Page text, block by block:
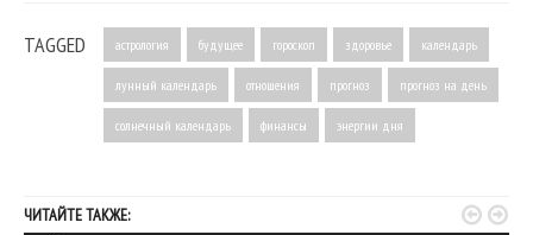
TAGGED астрология будущее гороскоп здоровье календарь
лунный календарь отношения прогноз прогноз на день
солнечный календарь финансы энергии дня
ЧИТАЙТЕ ТАКЖЕ:  